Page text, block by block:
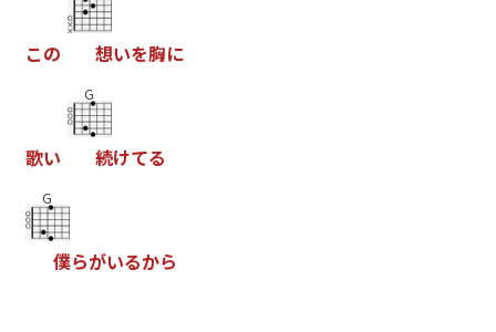
この 想いを胸に
歌い
G
続けてる
G
僕らがいるから